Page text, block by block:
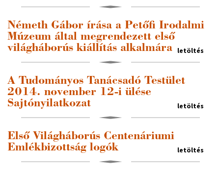
Németh Gábor írása a Petőfi Irodalmi
Múzeum által megrendezett első
világháborús kiállítás alkalmára
letöltés
A Tudományos Tanácsadó Testület
2014. november 12-i ülése
Sajtónyilatkozat
letöltés
Első Világháborús Centenáriumi
Emlékbizottság logók
letöltés